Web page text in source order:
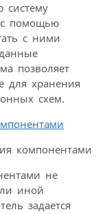
систему
с помощью
с ними
позволяет
для хранения
схем.
компонентами
не
иной
задается